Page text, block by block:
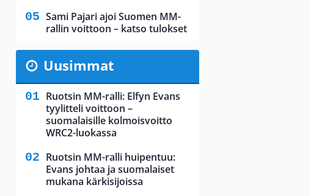
Sami Pajari ajoi Suomen MM-
rallin voittoon – katso tulokset
Uusimmat
Ruotsin MM-ralli: Elfyn Evans
tyylitteli voittoon –
suomalaisille kolmoisvoitto
WRC2-luokassa
Ruotsin MM-ralli huipentuu:
Evans johtaa ja suomalaiset
mukana kärkisijoissa